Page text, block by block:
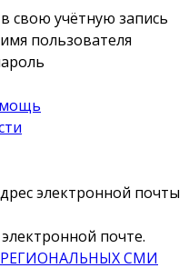
свою учётную запись
пользователя
электронной почты
почте.